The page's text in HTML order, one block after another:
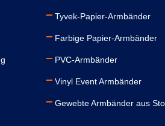
Tyvek-Papier-Armbänder
Farbige Papier-Armbänder
PVC-Armbänder
Vinyl Event Armbänder
Gewebte Armbänder aus